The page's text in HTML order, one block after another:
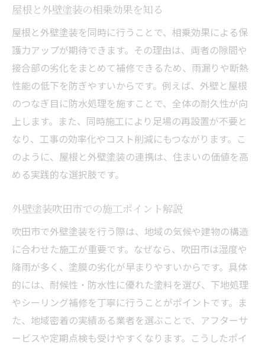
外壁塗装で知っておきたい工程の流れ
外壁塗装と屋根同時施工の進め方を紹介
外壁塗装の疑問を解消するポイント集
施工実績から見る安心の外壁塗装術
外壁塗装の施工実績が信頼の証となる理由
外壁塗装吹田市の事例で学ぶ業者選び
外壁塗装実績を確認するメリットとは
外壁塗装での仕上がりイメージの掴み方
外壁塗装におけるアフターサポートの重要
外壁塗装で安心できる業者の見分け方
長持ちする住まい作りを外壁塗装で実現
外壁塗装で実現する住まいの長寿命化
外壁塗装と定期メンテナンスの重要性
外壁塗装吹田市で快適住まいを守る方法
外壁塗装が住まいの価値を高める理由
外壁塗装と屋根のケアで安心を維持
屋根と外壁塗装の相乗効果を知る
屋根と外壁塗装を同時に行うことで、相乗効果による保
護力アップが期待できます。その理由は、両者の隙間や
接合部の劣化をまとめて補修できるため、雨漏りや断熱
性能の低下を防ぎやすいからです。例えば、外壁と屋根
のつなぎ目に防水処理を施すことで、全体の耐久性が向
上します。また、同時施工により足場の再設置が不要と
なり、工事の効率化やコスト削減にもつながります。こ
のように、屋根と外壁塗装の連携は、住まいの価値を高
める実践的な選択肢です。
外壁塗装吹田市での施工ポイント解説
吹田市で外壁塗装を行う際は、地域の気候や建物の構造
に合わせた施工が重要です。なぜなら、吹田市は湿度や
降雨が多く、塗膜の劣化が早まりやすいからです。具体
的には、耐候性・防水性に優れた塗料を選び、下地処理
やシーリング補修を丁寧に行うことがポイントです。ま
た、地域密着の実績ある業者を選ぶことで、アフターサ
ービスや定期点検も受けやすくなります。こうしたポイ